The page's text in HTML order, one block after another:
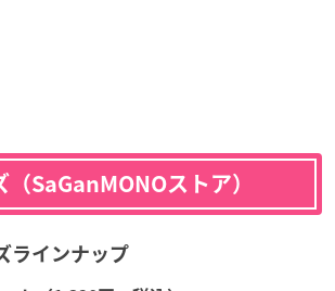
SaGanMONOストア）
ラインナップ